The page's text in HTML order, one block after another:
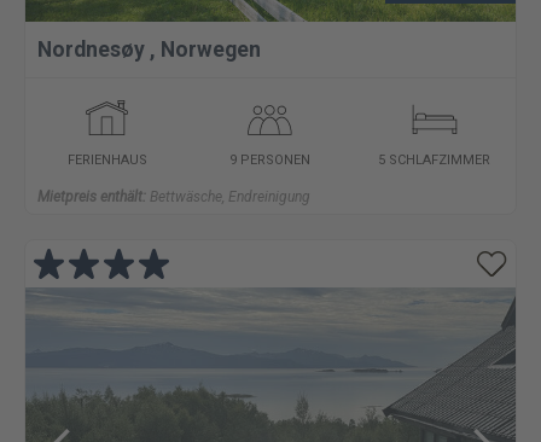
Nordnesøy , Norwegen
FERIENHAUS 9 PERSONEN 5 SCHLAFZIMMER
Mietpreis enthält: Bettwäsche, Endreinigung